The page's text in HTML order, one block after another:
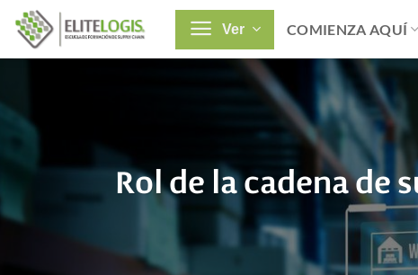
Saltar
contenido
Ver COMIENZA AQUÍ
Rol de la cadena